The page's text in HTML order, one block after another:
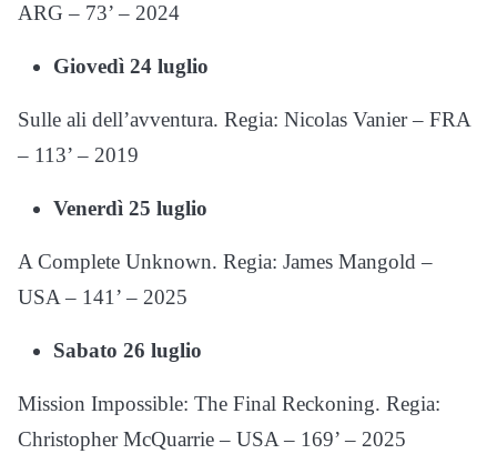
ARG – 73’ – 2024
Giovedì 24 luglio
Sulle ali dell’avventura. Regia: Nicolas Vanier – FRA
– 113’ – 2019
Venerdì 25 luglio
A Complete Unknown. Regia: James Mangold –
USA – 141’ – 2025
Sabato 26 luglio
Mission Impossible: The Final Reckoning. Regia:
Christopher McQuarrie – USA – 169’ – 2025